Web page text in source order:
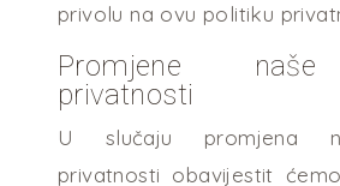
privolu na ovu politiku
Promjene
privatnosti
U slučaju promjena
privatnosti obavijestit